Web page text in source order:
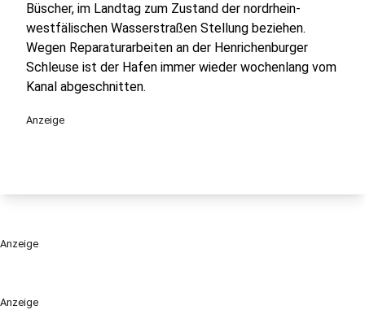
Anzeige
Büscher, im Landtag zum Zustand der nordrhein-
westfälischen Wasserstraßen Stellung beziehen.
Wegen Reparaturarbeiten an der Henrichenburger
Schleuse ist der Hafen immer wieder wochenlang vom
Kanal abgeschnitten.
Anzeige
Anzeige